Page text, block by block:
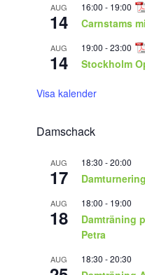
AUG
14
16:00 - 19:00
Carnstams
AUG
14
19:00 -23:00
Stockholm
Visa kalender
Damschack
AUG
17
18:30 -20:00
AUG
18
18:00 - 19:00
Damträning
Petra
AUG 18:30 -20:30